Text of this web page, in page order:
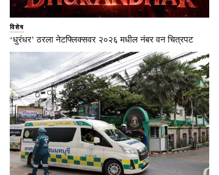
विशेष
‘धुरंधर’ ठरला नेटफ्लिक्सवर २०२६ मधील नंबर वन चित्रपट